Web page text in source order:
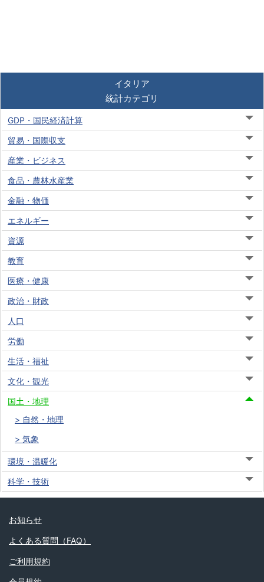
イタリア
統計カテゴリ
GDP・国民経済計算
貿易・国際収支
産業・ビジネス
食品・農林水産業
金融・物価
エネルギー
資源
教育
医療・健康
政治・財政
人口
労働
生活・福祉
文化・観光
国土・地理
自然・地理
気象
環境・温暖化
科学・技術
お知らせ
よくある質問（FAQ）
ご利用規約